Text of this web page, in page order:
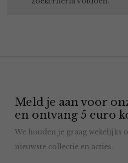
Meld je aan voor
en ontvang 5 euro
We houden je graag wekelijks
nieuwste collectie en acties.